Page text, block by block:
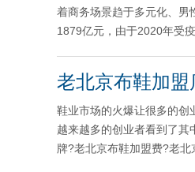
着商务场景趋于多元化、男
1879亿元，由于2020年受疫
老北京布鞋加
鞋业市场的火爆让很多的创
越来越多的创业者看到了
牌?老北京布鞋加盟费?老北